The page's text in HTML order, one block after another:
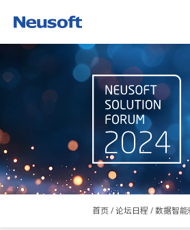
首页 /论坛日程 /数据智